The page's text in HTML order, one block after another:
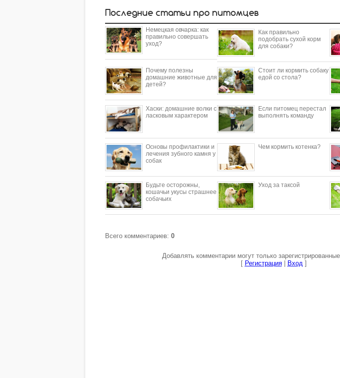
Последние статьи про питомцев
Немецкая овчарка: как
правильно совершать
уход?
Как правильно
подобрать сухой корм
для собаки?
Почему полезны
домашние животные для
детей?
Стоит ли кормить собаку
едой со стола?
​Хаски: домашние волки с
ласковым характером
Если питомец перестал
выполнять команду
Основы профилактики и
лечения зубного камня у
собак
Чем кормить котенка?
Будьте осторожны,
кошачьи укусы страшнее
собачьих
Уход за таксой
Всего комментариев: 0
Добавлять комментарии могут только
[ Регистрация| Вход]